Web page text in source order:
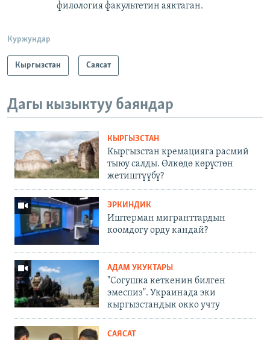
филология факультетин аяктаган.
Куржундар
Кыргызстан Саясат
Дагы кызыктуу баяндар
КЫРГЫЗСТАН
Кыргызстан кремацияга расмий
тыюу салды. Өлкөдө көрүстөн
жетиштүүбү?
ЭРКИНДИК
Иштерман мигранттардын
коомдогу орду кандай?
АДАМ УКУКТАРЫ
"Согушка кеткенин билген
эмеспиз". Украинада эки
кыргызстандык окко учту
САЯСАТ